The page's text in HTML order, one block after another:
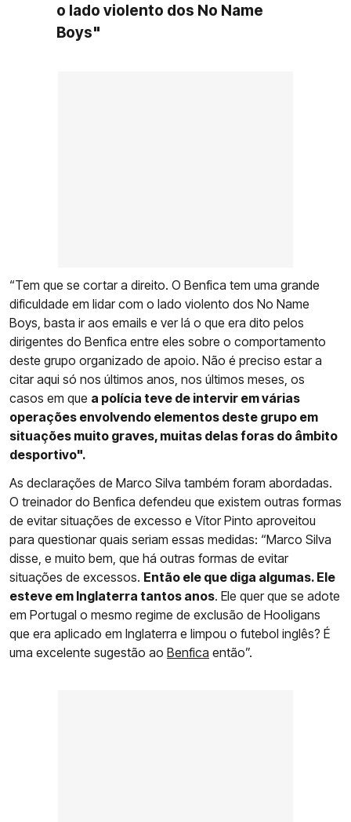
o lado violento dos No Name
Boys"
“Tem que se cortar a direito. O Benfica tem uma grande
dificuldade em lidar com o lado violento dos No Name
Boys, basta ir aos emails e ver lá o que era dito pelos
dirigentes do Benfica entre eles sobre o comportamento
deste grupo organizado de apoio. Não é preciso estar a
citar aqui só nos últimos anos, nos últimos meses, os
casos em que a polícia teve de intervir em várias
operações envolvendo elementos deste grupo em
situações muito graves, muitas delas foras do âmbito
desportivo".
As declarações de Marco Silva também foram abordadas.
O treinador do Benfica defendeu que existem outras formas
de evitar situações de excesso e Vítor Pinto aproveitou
para questionar quais seriam essas medidas: “Marco Silva
disse, e muito bem, que há outras formas de evitar
situações de excessos. Então ele que diga algumas. Ele
esteve em Inglaterra tantos anos. Ele quer que se adote
em Portugal o mesmo regime de exclusão de Hooligans
que era aplicado em Inglaterra e limpou o futebol inglês? É
uma excelente sugestão ao Benfica então”.